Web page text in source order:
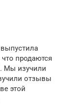
продаются
Мы изучили
отзывы
этой